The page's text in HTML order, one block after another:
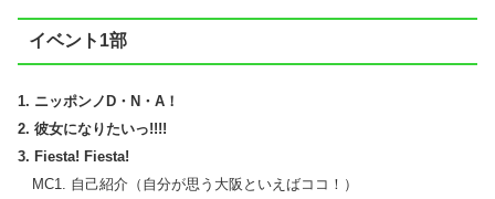
イベント1部
1. ニッポンノD・N・A！
2. 彼女になりたいっ!!!!
3. Fiesta! Fiesta!
MC1. 自己紹介（自分が思う大阪といえばココ！）